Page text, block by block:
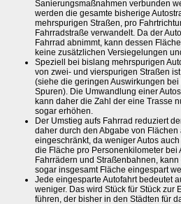
Sanierungsmaßnahmen verbunden
werden die gesamte bisherige
mehrspurigen Straßen, pro
Fahrradstraße verwandelt. Da der
Fahrrad abnimmt, kann dessen
keine zusätzlichen Versiegelungen
Speziell bei bislang mehrspurigen
von zwei- und vierspurigen Straßen
(siehe die geringen Auswirkungen
Spuren). Die Umwandlung einer
kann daher die Zahl der eine Trasse
sogar erhöhen.
Der Umstieg aufs Fahrrad reduziert
daher durch den Abgabe von
eingeschränkt, da weniger Autos
die Fläche pro Personenkilometer bei
Fahrrädern und Straßenbahnen,
sogar insgesamt Fläche eingespart
Jede eingesparte Autofahrt bedeutet
weniger. Das wird Stück für Stück zur
führen, der bisher in den Städten für